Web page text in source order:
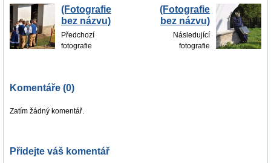
(Fotografie
bez názvu)
Předchozí
fotografie
(Fotografie
bez názvu)
Následující
fotografie
Komentáře (0)
Zatím žádný komentář.
Přidejte váš komentář